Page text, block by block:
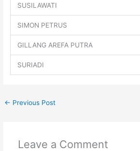
SUSILAWATI
SIMON PETRUS
GILLANG AREFA PUTRA
SURIADI
← Previous Post
Leave a Comment